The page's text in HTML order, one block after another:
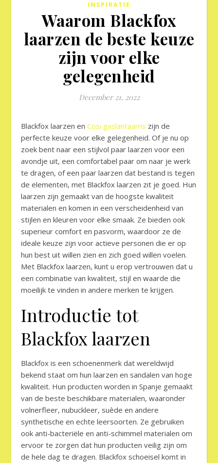
INSPIRATIE
Waarom Blackfox
laarzen de beste keuze
zijn voor elke
gelegenheid
December 21, 2022
Blackfox laarzen en Cosi gaslantaarns zijn de
perfecte keuze voor elke gelegenheid. Of je nu op
zoek bent naar een stijlvol paar laarzen voor een
avondje uit, een comfortabel paar om naar je werk
te dragen, of een paar laarzen dat bestand is tegen
de elementen, met Blackfox laarzen zit je goed. Hun
laarzen zijn gemaakt van de hoogste kwaliteit
materialen en komen in een verscheidenheid van
stijlen en kleuren voor elke smaak. Ze bieden ook
superieur comfort en pasvorm, waardoor ze de
ideale keuze zijn voor actieve personen die er op
hun best uit willen zien en zich goed willen voelen.
Met Blackfox laarzen, kunt u erop vertrouwen dat u
een combinatie van kwaliteit, stijl en waarde die
moeilijk te vinden in andere merken te krijgen.
Introductie tot
Blackfox laarzen
Blackfox is een schoenenmerk dat wereldwijd
bekend staat om hun laarzen en sandalen van hoge
kwaliteit. Hun producten worden in Spanje gemaakt
van de beste beschikbare materialen, waaronder
volnerfleer, nubuckleer, suède en andere
synthetische en echte leersoorten. Ze gebruiken
ook anti-bacteriële en anti-schimmel materialen om
ervoor te zorgen dat hun producten veilig zijn om
de hele dag te dragen. Blackfox schoeisel komt in